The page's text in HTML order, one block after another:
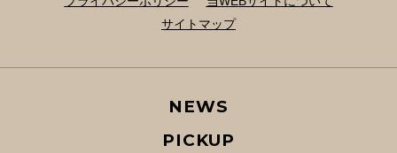
サイトマップ
NEWS
PICKUP